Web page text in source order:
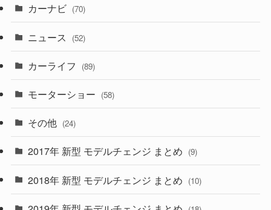
(50)
(43)
(6)
(9)
(30)
(58)
(28)
(27)
(26)
(10)
(1) (5)
カーナビ (70)
ニュース (52)
カーライフ (89)
モーターショー (58)
その他 (24)
2017年 新型 モデルチェンジ まとめ (9)
2018年 新型 モデルチェンジ まとめ (10)